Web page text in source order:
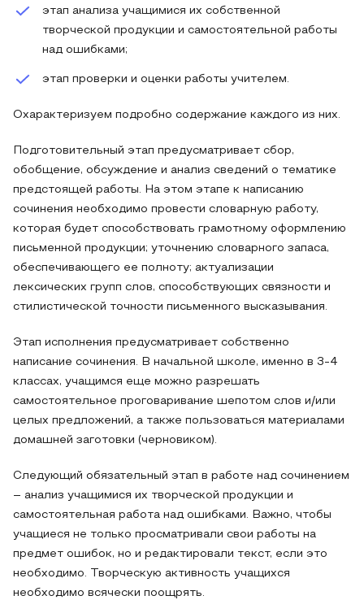
этап анализа учащимися их собственной
творческой продукции и самостоятельной работы
над ошибками;
этап проверки и оценки работы учителем.
Охарактеризуем подробно содержание каждого из них.
Подготовительный этап предусматривает сбор,
обобщение, обсуждение и анализ сведений о тематике
предстоящей работы. На этом этапе к написанию
сочинения необходимо провести словарную работу,
которая будет способствовать грамотному оформлению
письменной продукции; уточнению словарного запаса,
обеспечивающего ее полноту; актуализации
лексических групп слов, способствующих связности и
стилистической точности письменного высказывания.
Этап исполнения предусматривает собственно
написание сочинения. В начальной школе, именно в 3-4
классах, учащимся еще можно разрешать
самостоятельное проговаривание шепотом слов и/или
целых предложений, а также пользоваться материалами
домашней заготовки (черновиком).
Следующий обязательный этап в работе над сочинением
– анализ учащимися их творческой продукции и
самостоятельная работа над ошибками. Важно, чтобы
учащиеся не только просматривали свои работы на
предмет ошибок, но и редактировали текст, если это
необходимо. Творческую активность учащихся
необходимо всячески поощрять.